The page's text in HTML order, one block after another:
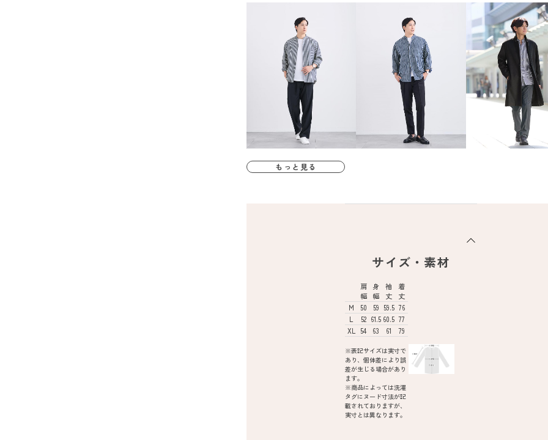
もっと見る
サイズ・素材
肩
幅
身
幅
袖
丈
着
丈
M
50 59 59.5 76
L
52 61.5 60.5 77
XL
54 63 61 79
※表記サイズは実寸で
あり、個体差により誤
差が生じる場合があり
ます。
※商品によっては洗濯
タグにヌード寸法が記
載されておりますが、
実寸とは異なります。